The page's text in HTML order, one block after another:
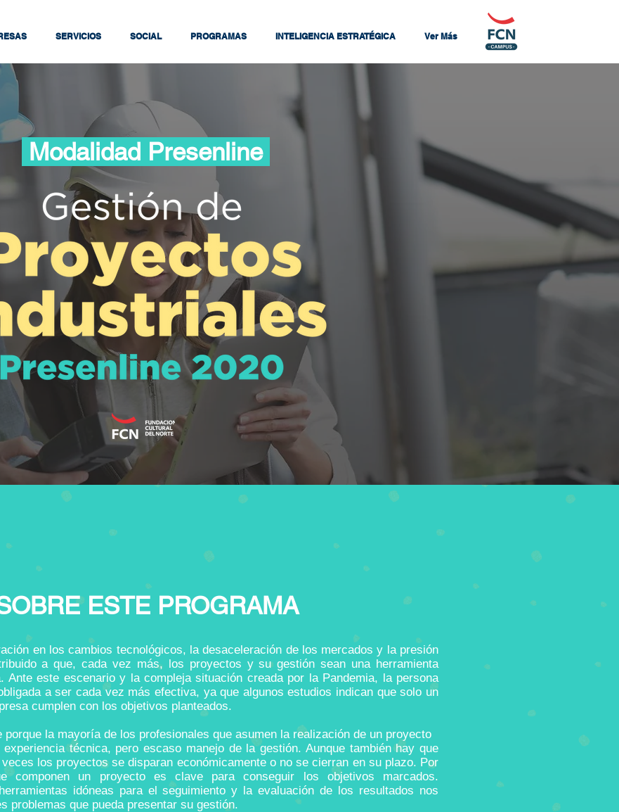
SERVICIOS SOCIAL PROGRAMAS INTELIGENCIA ESTRATÉGICA Ver Más
Modalidad Presenline
ESTE PROGRAMA
en los cambios tecnológicos, la desaceleración de los mercados y la presión
a que, cada vez más, los proyectos y su gestión sean una herramienta
Ante este escenario y la compleja situación creada por la Pandemia, la persona
a ser cada vez más efectiva, ya que algunos estudios indican que solo un
cumplen con los objetivos planteados.
porque la mayoría de los profesionales que asumen la realización de un proyecto
técnica, pero escaso manejo de la gestión. Aunque también hay que
los proyectos se disparan económicamente o no se cierran en su plazo. Por
componen un proyecto es clave para conseguir los objetivos marcados.
idóneas para el seguimiento y la evaluación de los resultados nos
problemas que pueda presentar su gestión.